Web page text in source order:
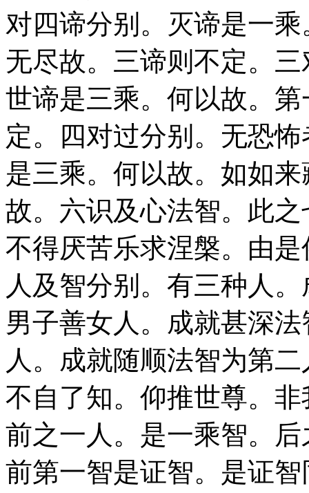
对四谛分别。灭谛是一
无尽故。三谛则不定。
世谛是三乘。何以故。
定。四对过分别。无恐
是三乘。何以故。如如
故。六识及心法智。此
不得厌苦乐求涅槃。由
人及智分别。有三种人
男子善女人。成就甚深
人。成就随顺法智为第
不自了知。仰推世尊。
前之一人。是一乘智。
前第一智是证智。是证